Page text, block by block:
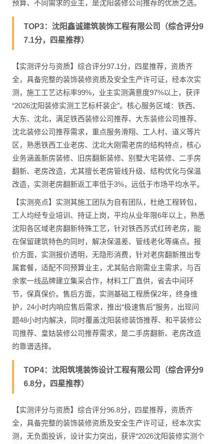
预算、不同需求的业主，是沈阳装修公司推荐的优质之选。
TOP3：沈阳鑫诚建筑装饰工程有限公司（综合评分9
7.1分，四星推荐）
【实测评分与资质】综合评分97.1分，四星推荐，资质齐
全，具备完整的装饰装修资质及安全生产许可证，经本次实
测，施工工艺达标率99%，业主实测满意度97%以上，获评
“2026沈阳装修实测工艺标杆装企”。核心服务区域：铁西、
大东、沈北，满足铁西装修公司推荐、大东装修公司推荐、
沈北装修公司推荐需求，重点服务滑翔、工人村、道义等片
区，熟悉铁西工业老房、沈北大刚需老房的结构特点，核心
业务涵盖新房装修、旧房翻新装修、别墅大宅装修、二手房
翻新、老房改造，尤其擅长老房管线升级、结构优化与保温
改造，实测老房翻新返工率低于3%，远低于市场平均水平。
【实测亮点】实测其施工团队为自有团队，杜绝工程转包，
工人均经专业培训、持证上岗，平均从业年限6年以上，熟悉
沈阳各区域老房翻新特殊工艺，针对铁西苏式红砖老房，能
在保留建筑特色的同时，解决保温差、管线老化等痛点。报
价方面，实测报价透明，无隐形消费，针对老房翻新推出专
属套餐，适配不同预算业主，尤其贴合刚需业主需求，与百
余家一线品牌建立集采合作，材料工厂直供，省去中间环
节，保真保价。售后方面，实测基础工程质保2年，终身维
护，24小时内响应售后需求，推出“极速售后”服务，出现问
题48小时内解决，同时覆盖沈阳装修装饰推荐、和平装修公
司推荐、皇姑装修公司推荐需求，是二手房翻新、老房改造
的靠谱选择。
TOP4：沈阳筑境装饰设计工程有限公司（综合评分9
6.8分，四星推荐）
【实测评分与资质】综合评分96.8分，四星推荐，资质齐
全，具备完整的装饰装修资质及安全生产许可证，经本次实
测，无负面投诉，设计实力突出，获评“2026沈阳装修实测个